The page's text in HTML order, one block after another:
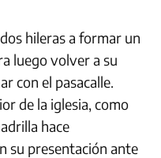
hileras a formar un
luego volver a su
con el pasacalle.
de la iglesia, como
hace
su presentación ante